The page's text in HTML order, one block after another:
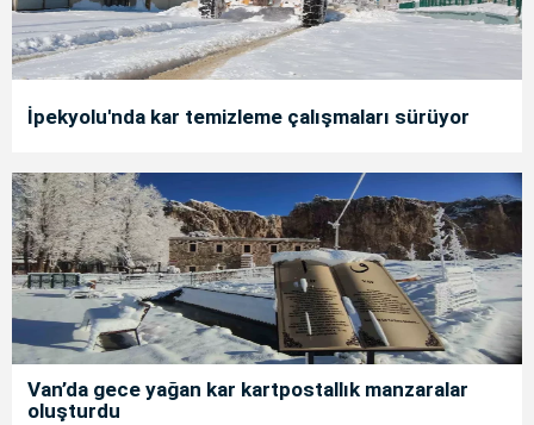
İpekyolu'nda kar temizleme çalışmaları sürüyor
Van’da gece yağan kar kartpostallık manzaralar
oluşturdu